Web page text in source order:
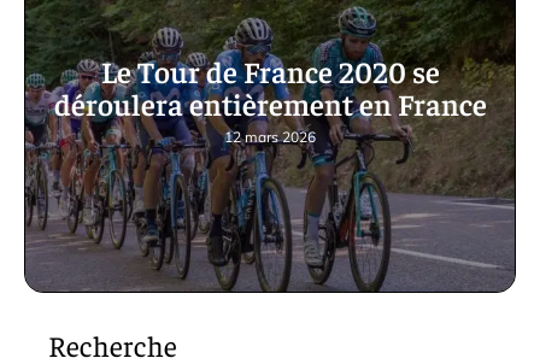
Le Tour de France 2020 se
déroulera entièrement en France
12 mars 2026
Recherche